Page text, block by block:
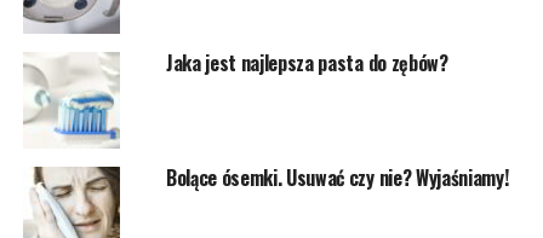
Jaka jest najlepsza pasta do zębów?
Bolące ósemki. Usuwać czy nie? Wyjaśniamy!